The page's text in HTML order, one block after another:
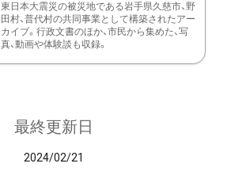
東日本大震災の被災地である岩手県久慈市、野
田村、普代村の共同事業として構築されたアー
カイブ。行政文書のほか、市民から集めた、写
真、動画や体験談も収録。
最終更新日
2024/02/21